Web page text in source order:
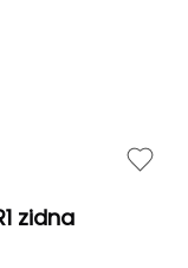
zidna